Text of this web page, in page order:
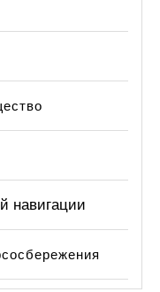
навигации